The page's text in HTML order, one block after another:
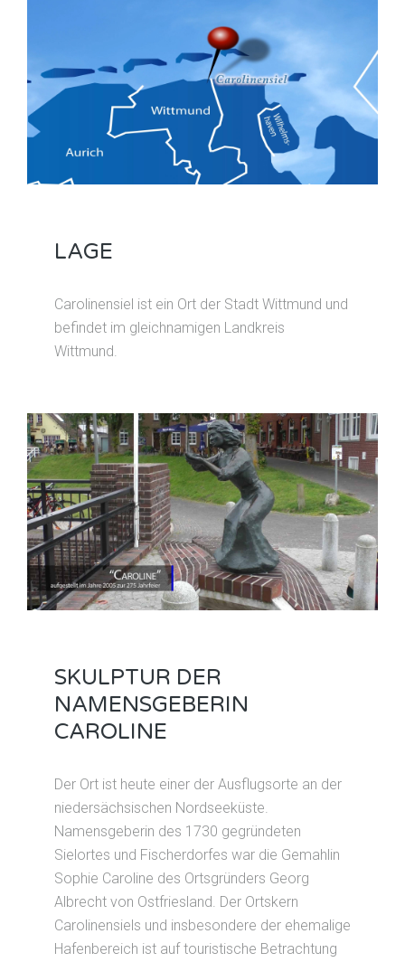
LAGE
Carolinensiel ist ein Ort der Stadt Wittmund und
befindet im gleichnamigen Landkreis
Wittmund.
SKULPTUR DER
NAMENSGEBERIN
CAROLINE
Der Ort ist heute einer der Ausflugsorte an der
niedersächsischen Nordseeküste.
Namensgeberin des 1730 gegründeten
Sielortes und Fischerdorfes war die Gemahlin
Sophie Caroline des Ortsgründers Georg
Albrecht von Ostfriesland. Der Ortskern
Carolinensiels und insbesondere der ehemalige
Hafenbereich ist auf touristische Betrachtung